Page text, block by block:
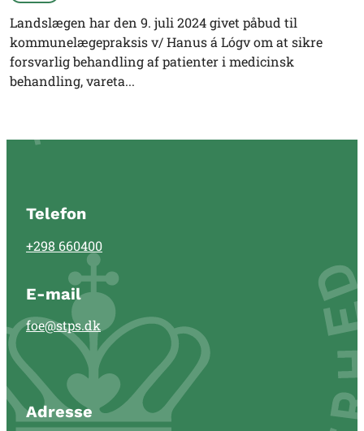
Landslægen har den 9. juli 2024 givet påbud til
kommunelægepraksis v/ Hanus á Lógv om at sikre
forsvarlig behandling af patienter i medicinsk
behandling, vareta...
Telefon
+298 660400
E-mail
foe@stps.dk
Adresse